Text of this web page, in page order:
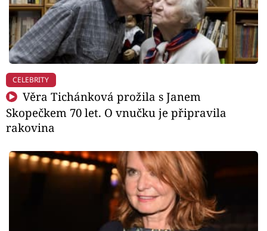
CELEBRITY
Věra Tichánková prožila s Janem
Skopečkem 70 let. O vnučku je připravila
rakovina